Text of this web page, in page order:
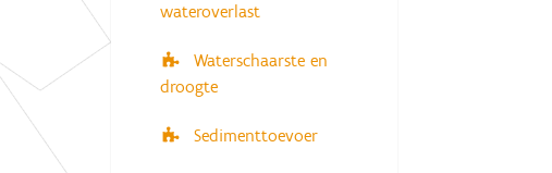
wateroverlast
Waterschaarste en
droogte
Sedimenttoevoer